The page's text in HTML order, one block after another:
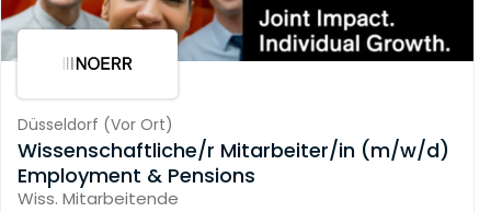
Düsseldorf (Vor Ort)
Wissenschaftliche/r Mitarbeiter/in (m/w/d)
Employment & Pensions
Wiss. Mitarbeitende